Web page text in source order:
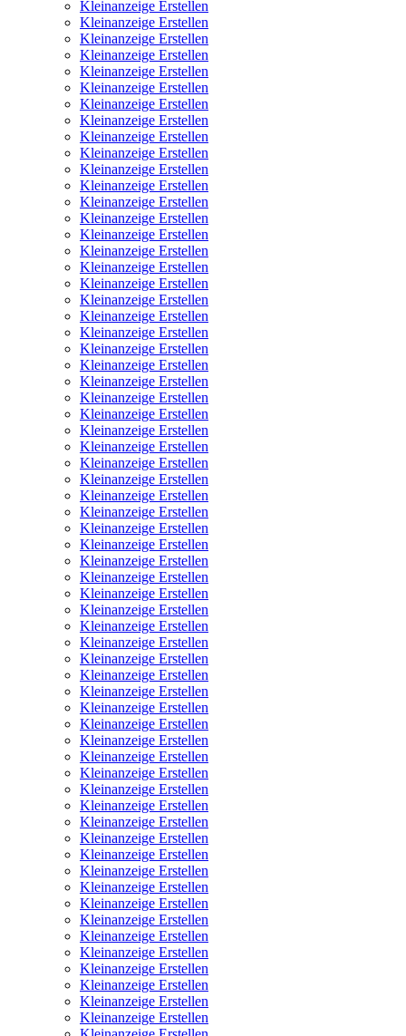
Kleinanzeige Erstellen
Kleinanzeige Erstellen
Kleinanzeige Erstellen
Kleinanzeige Erstellen
Kleinanzeige Erstellen
Kleinanzeige Erstellen
Kleinanzeige Erstellen
Kleinanzeige Erstellen
Kleinanzeige Erstellen
Kleinanzeige Erstellen
Kleinanzeige Erstellen
Kleinanzeige Erstellen
Kleinanzeige Erstellen
Kleinanzeige Erstellen
Kleinanzeige Erstellen
Kleinanzeige Erstellen
Kleinanzeige Erstellen
Kleinanzeige Erstellen
Kleinanzeige Erstellen
Kleinanzeige Erstellen
Kleinanzeige Erstellen
Kleinanzeige Erstellen
Kleinanzeige Erstellen
Kleinanzeige Erstellen
Kleinanzeige Erstellen
Kleinanzeige Erstellen
Kleinanzeige Erstellen
Kleinanzeige Erstellen
Kleinanzeige Erstellen
Kleinanzeige Erstellen
Kleinanzeige Erstellen
Kleinanzeige Erstellen
Kleinanzeige Erstellen
Kleinanzeige Erstellen
Kleinanzeige Erstellen
Kleinanzeige Erstellen
Kleinanzeige Erstellen
Kleinanzeige Erstellen
Kleinanzeige Erstellen
Kleinanzeige Erstellen
Kleinanzeige Erstellen
Kleinanzeige Erstellen
Kleinanzeige Erstellen
Kleinanzeige Erstellen
Kleinanzeige Erstellen
Kleinanzeige Erstellen
Kleinanzeige Erstellen
Kleinanzeige Erstellen
Kleinanzeige Erstellen
Kleinanzeige Erstellen
Kleinanzeige Erstellen
Kleinanzeige Erstellen
Kleinanzeige Erstellen
Kleinanzeige Erstellen
Kleinanzeige Erstellen
Kleinanzeige Erstellen
Kleinanzeige Erstellen
Kleinanzeige Erstellen
Kleinanzeige Erstellen
Kleinanzeige Erstellen
Kleinanzeige Erstellen
Kleinanzeige Erstellen
Kleinanzeige Erstellen